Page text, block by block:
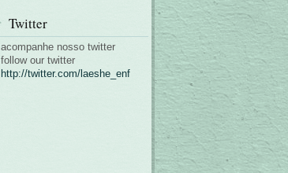
Twitter
acompanhe nosso twitter
follow our twitter
http://twitter.com/laeshe_enf